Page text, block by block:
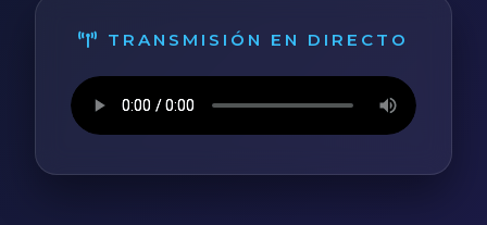
TRANSMISIÓN EN DIRECTO